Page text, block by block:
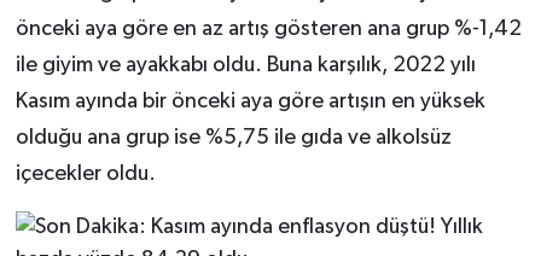
önceki aya göre en az artış gösteren ana grup %-1,42
ile giyim ve ayakkabı oldu. Buna karşılık, 2022 yılı
Kasım ayında bir önceki aya göre artışın en yüksek
olduğu ana grup ise %5,75 ile gıda ve alkolsüz
içecekler oldu.